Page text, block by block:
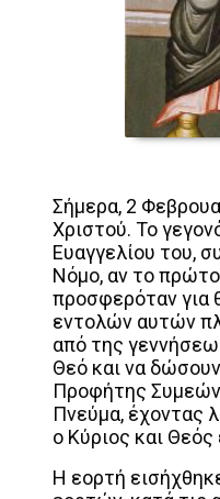
Σήμερα, 2
Χριστού. Το
Ευαγγελίου του,
Νόμο, αν το πρώτο
προσφερόταν για
εντολών αυτών
από της
Θεό και να
Προφήτης
Πνεύμα, έχοντας
ο Κύριος και
Η εορτή